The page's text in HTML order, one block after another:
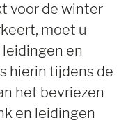
voor de winter
moet u
en
hierin tijdens de
het bevriezen
en leidingen